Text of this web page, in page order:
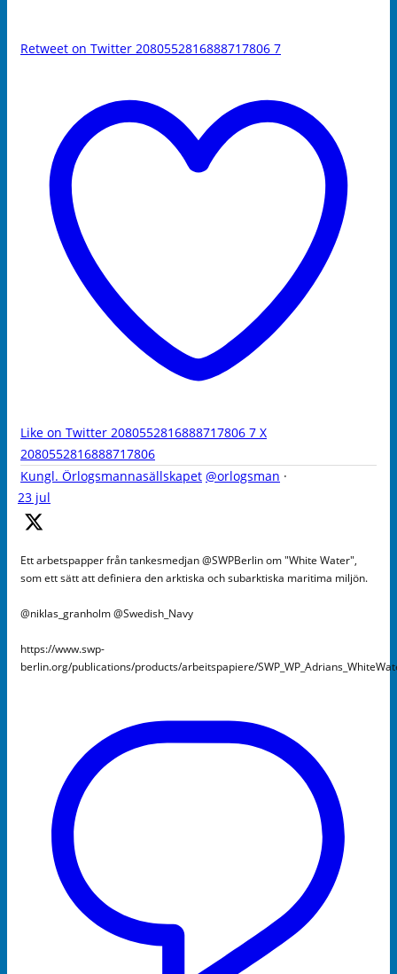
Retweet on Twitter 2080552816888717806 7
Like on Twitter 2080552816888717806 7 X
2080552816888717806
Kungl. Örlogsmannasällskapet @orlogsman ·
23 jul
Ett arbetspapper från tankesmedjan @SWPBerlin om "White Water",
som ett sätt att definiera den arktiska och subarktiska maritima miljön.
@niklas_granholm @Swedish_Navy
https://www.swp-
berlin.org/publications/products/arbeitspapiere/